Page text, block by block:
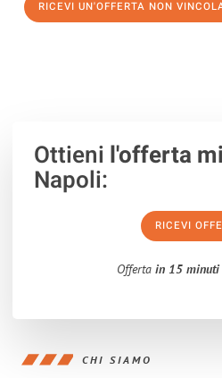
RICEVI UN'OFFERTA NON
Ottieni l'offerta
Napoli:
RICEVI
Offerta in 15 minuti
CHI SIAMO